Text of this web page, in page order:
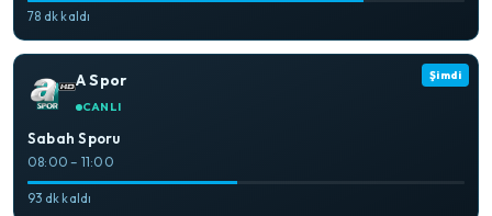
78 dk kaldı
Şimdi
A Spor
CANLI
Sabah Sporu
08:00 – 11:00
93 dk kaldı